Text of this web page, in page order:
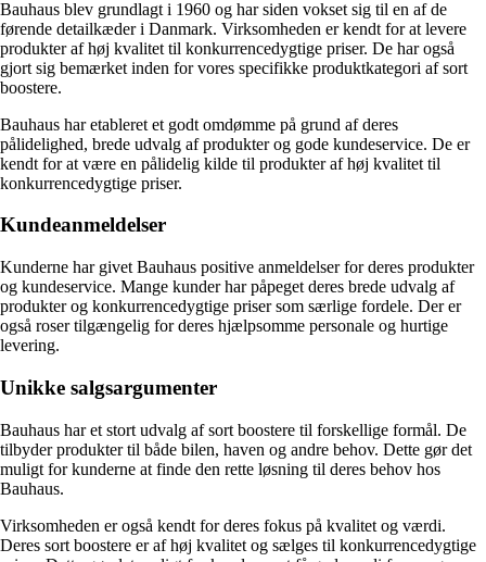
Bauhaus blev grundlagt i 1960 og har siden vokset sig til en af de
førende detailkæder i Danmark. Virksomheden er kendt for at levere
produkter af høj kvalitet til konkurrencedygtige priser. De har også
gjort sig bemærket inden for vores specifikke produktkategori af sort
boostere.
Bauhaus har etableret et godt omdømme på grund af deres
pålidelighed, brede udvalg af produkter og gode kundeservice. De er
kendt for at være en pålidelig kilde til produkter af høj kvalitet til
konkurrencedygtige priser.
Kundeanmeldelser
Kunderne har givet Bauhaus positive anmeldelser for deres produkter
og kundeservice. Mange kunder har påpeget deres brede udvalg af
produkter og konkurrencedygtige priser som særlige fordele. Der er
også roser tilgængelig for deres hjælpsomme personale og hurtige
levering.
Unikke salgsargumenter
Bauhaus har et stort udvalg af sort boostere til forskellige formål. De
tilbyder produkter til både bilen, haven og andre behov. Dette gør det
muligt for kunderne at finde den rette løsning til deres behov hos
Bauhaus.
Virksomheden er også kendt for deres fokus på kvalitet og værdi.
Deres sort boostere er af høj kvalitet og sælges til konkurrencedygtige